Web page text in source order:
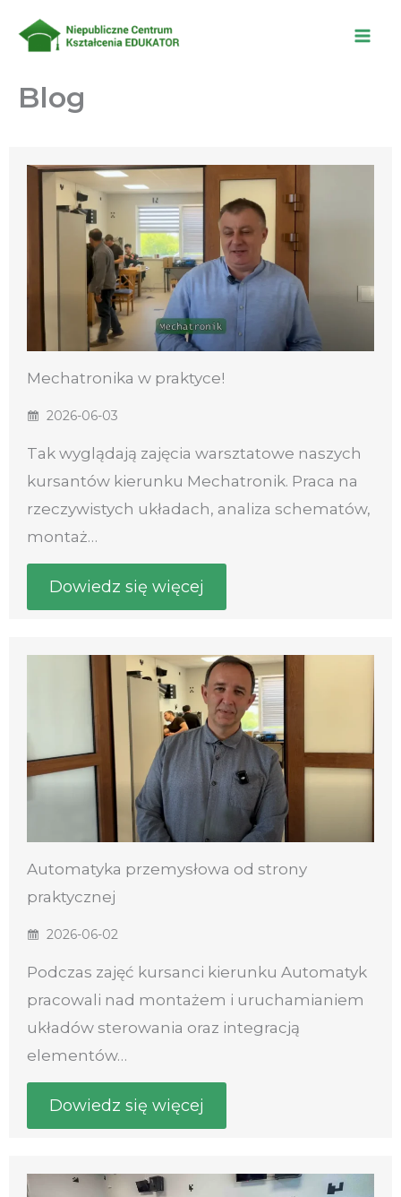
do
Blog
Mechatronika w praktyce!
2026-06-03
Tak wyglądają zajęcia warsztatowe naszych
kursantów kierunku Mechatronik. Praca na
rzeczywistych układach, analiza schematów,
montaż…
Dowiedz się więcej
Automatyka przemysłowa od strony
praktycznej
2026-06-02
Podczas zajęć kursanci kierunku Automatyk
pracowali nad montażem i uruchamianiem
układów sterowania oraz integracją
elementów…
Dowiedz się więcej